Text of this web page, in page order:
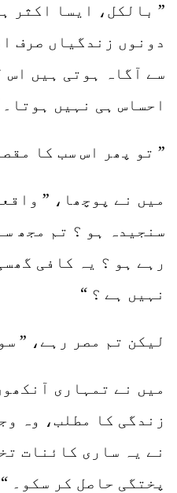
” بالکل، ایسا اکثر
دونوں زندگیاں صرف
سے آگاہ ہوتی ہیں اس
احساس ہی نہیں ہوتا۔
” تو پھر اس سب کا
میں نے پوچھا، ”
سنجیدہ ہو ؟ تم مجھ
رہے ہو ؟ یہ کافی
نہیں ہے ؟ “
لیکن تم مصر رہے، ”
میں نے تمہاری
زندگی کا مطلب، وہ
نے یہ ساری کائنات
پختگی حاصل کر سکو۔ “